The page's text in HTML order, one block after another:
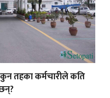
तहका कर्मचारीले कति